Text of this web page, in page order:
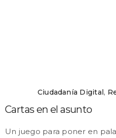
Ciudadanía Digital,
Cartas en el asunto
Un juego para poner en